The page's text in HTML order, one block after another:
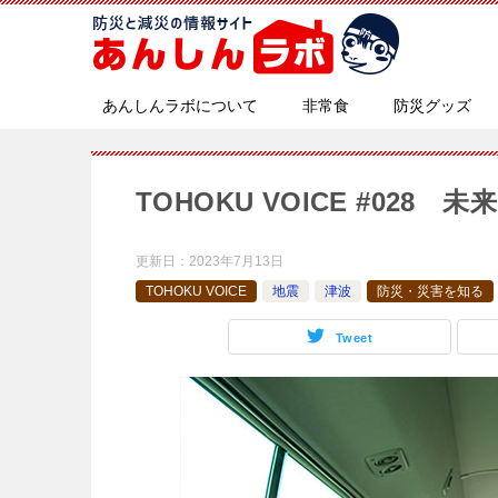
あんしんラボについて 非常食 防災グッズ
TOHOKU VOICE #028 未
更新日： 2023年7月13日
TOHOKU VOICE
地震 津波 防災・災害を知る
Tweet